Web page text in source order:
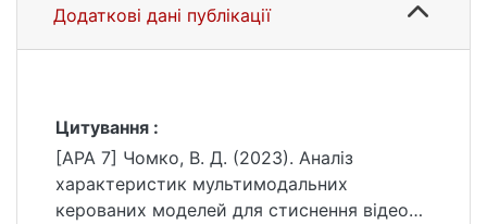
Додаткові дані публікації
Цитування :
[APA 7] Чомко, В. Д. (2023). Аналiз
характеристик мультимодальних
керованих моделей для стиснення вiдео